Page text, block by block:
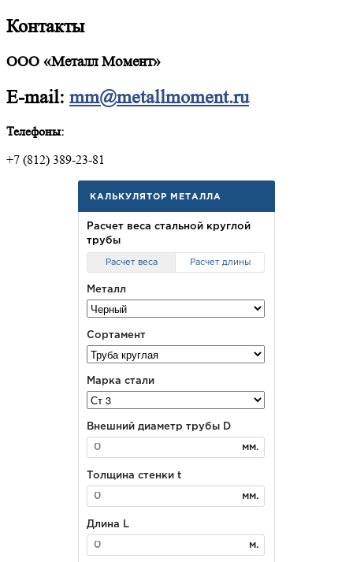
Контакты
ООО «Металл Момент»
E-mail: mm@metallmoment.ru
Телефоны:
+7 (812) 389-23-81